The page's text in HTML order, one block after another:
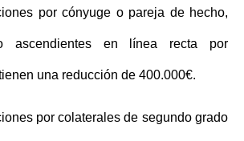
por cónyuge o pareja de hecho,
ascendientes en línea recta por
una reducción de 400.000€.
por colaterales de segundo grado